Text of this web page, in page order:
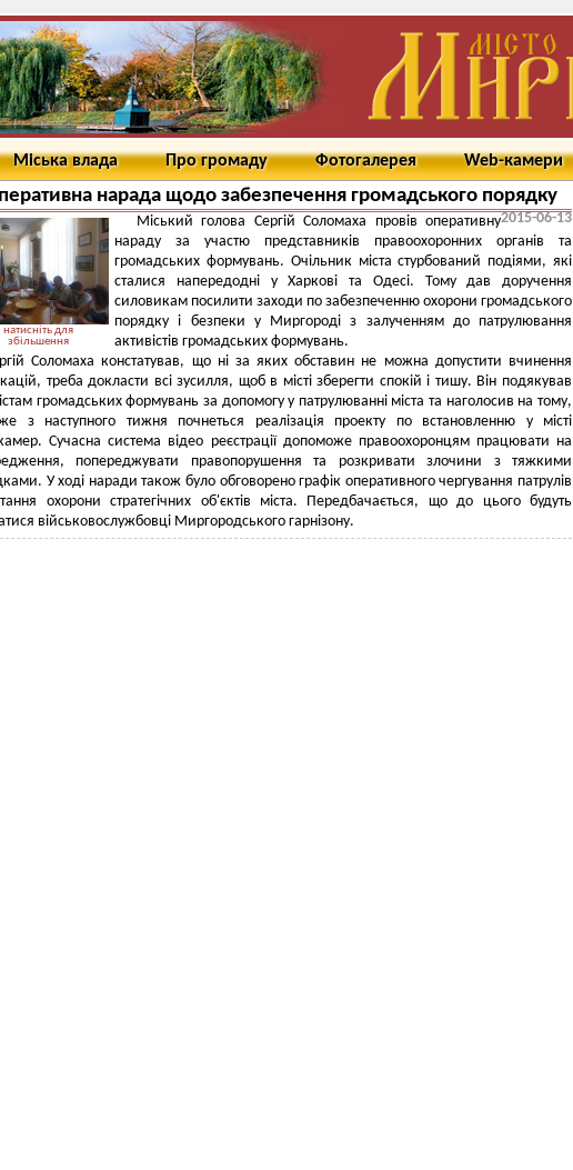
Міська влада Про громаду Фотогалерея Web-камери
нарада щодо забезпечення громадського порядку
2015-06-13
натисніть для
збільшення
Міський голова Сергій Соломаха провів оперативну
нараду за участю представників правоохоронних органів та
громадських формувань. Очільник міста стурбований подіями, які
сталися напередодні у Харкові та Одесі. Тому дав доручення
силовикам посилити заходи по забезпеченню охорони громадського
порядку і безпеки у Миргороді з залученням до патрулювання
активістів громадських формувань.
Соломаха констатував, що ні за яких обставин не можна допустити вчинення
треба докласти всі зусилля, щоб в місті зберегти спокій і тишу. Він подякував
громадських формувань за допомогу у патрулюванні міста та наголосив на тому,
з наступного тижня почнеться реалізація проекту по встановленню у місті
Сучасна система відео реєстрації допоможе правоохоронцям працювати на
попереджувати правопорушення та розкривати злочини з тяжкими
У ході наради також було обговорено графік оперативного чергування патрулів
охорони стратегічних об'єктів міста. Передбачається, що до цього будуть
військовослужбовці Миргородського гарнізону.